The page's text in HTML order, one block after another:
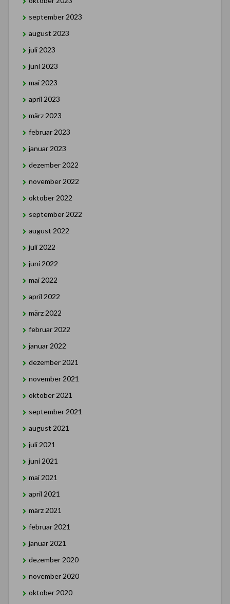
september 2023
august 2023
juli 2023
juni 2023
mai 2023
april 2023
märz 2023
februar 2023
januar 2023
dezember 2022
november 2022
oktober 2022
september 2022
august 2022
juli 2022
juni 2022
mai 2022
april 2022
märz 2022
februar 2022
januar 2022
dezember 2021
november 2021
oktober 2021
september 2021
august 2021
juli 2021
juni 2021
mai 2021
april 2021
märz 2021
februar 2021
januar 2021
dezember 2020
november 2020
oktober 2020